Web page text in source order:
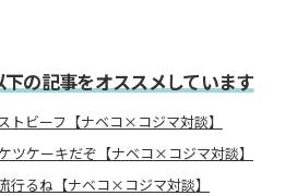
の記事をオススメしています
トビーフ【ナベコ×コジマ対談】
ツケーキだぞ【ナベコ×コジマ対談】
行るね【ナベコ×コジマ対談】